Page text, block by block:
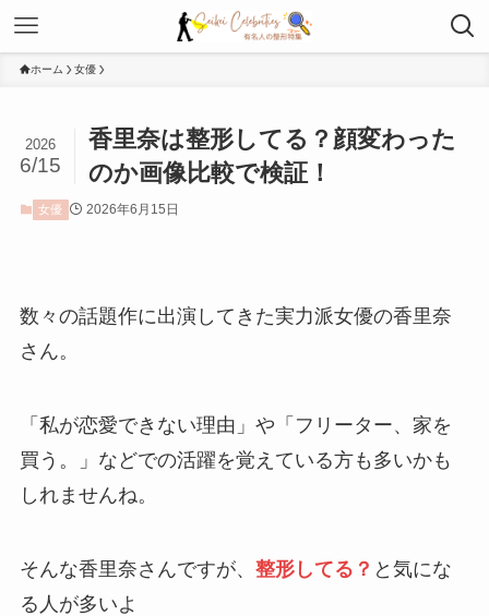
ホーム 女優
香里奈は整形してる？顔変わった
のか画像比較で検証！
2026
6/15
女優 2026年6月15日
数々の話題作に出演してきた実力派女優の香里奈
さん。
「私が恋愛できない理由」や「フリーター、家を
買う。」などでの活躍を覚えている方も多いかも
しれませんね。
そんな香里奈さんですが、 整形してる？ と気にな
る人が多いよ